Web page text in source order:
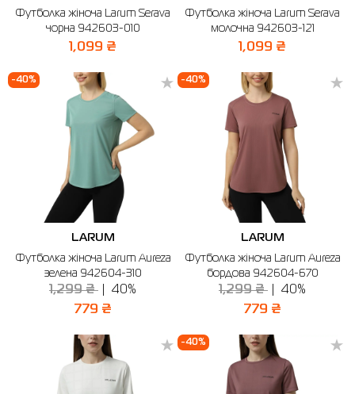
Сорочки
Толстовки
Фітнес та йога
Шарфи
Skechers
Under Armour
Напівчеревики
Бренди
Футболка жіноча Larum Serava
чорна 942603-010
1,099 ₴
Футболка жіноча Larum Serava
молочна 942603-121
1,099 ₴
-40%
LARUM
Футболка жіноча Larum Aureza
зелена 942604-310
1,299 ₴ 40%
779 ₴
-40%
LARUM
Футболка жіноча Larum Aureza
бордова 942604-670
1,299 ₴ 40%
779 ₴
-40%